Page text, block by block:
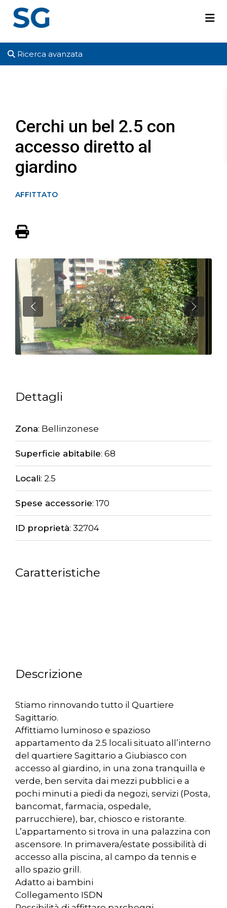
Ricerca avanzata
Cerchi un bel 2.5 con
accesso diretto al
giardino
AFFITTATO
Dettagli
Zona: Bellinzonese
Superficie abitabile: 68
Locali:2.5
Spese accessorie: 170
ID proprietà: 32704
Caratteristiche
Descrizione
Stiamo rinnovando tutto il Quartiere
Sagittario.
Affittiamo luminoso e spazioso
appartamento da 2.5 locali situato all’interno
del quartiere Sagittario a Giubiasco con
accesso al giardino, in una zona tranquilla e
verde, ben servita dai mezzi pubblici e a
pochi minuti a piedi da negozi, servizi (Posta,
bancomat, farmacia, ospedale,
parrucchiere), bar, chiosco e ristorante.
L’appartamento si trova in una palazzina con
ascensore. In primavera/estate possibilità di
accesso alla piscina, al campo da tennis e
allo spazio grill.
Adatto ai bambini
Collegamento ISDN